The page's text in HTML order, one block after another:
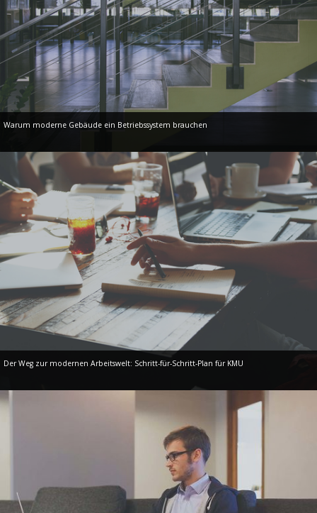
Warum moderne Gebäude ein Betriebssystem brauchen
Der Weg zur modernen Arbeitswelt: Schritt-für-Schritt-Plan für KMU